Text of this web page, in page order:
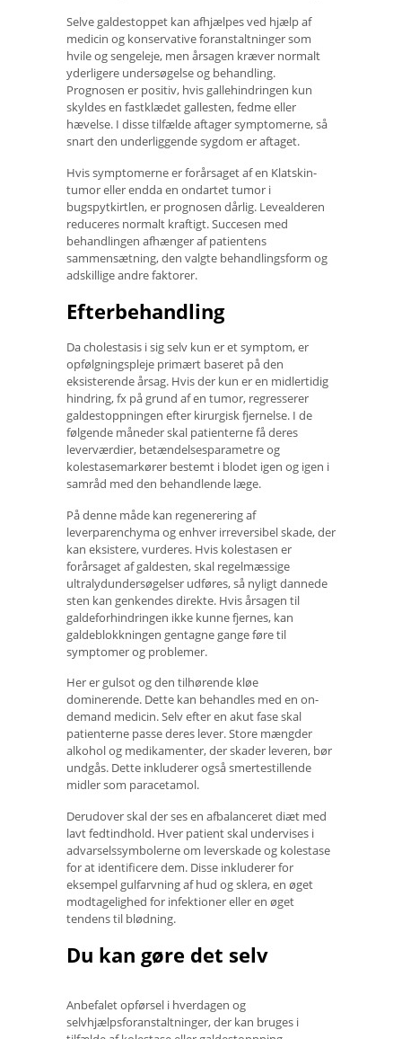
Selve galdestoppet kan afhjælpes ved hjælp af
medicin og konservative foranstaltninger som
hvile og sengeleje, men årsagen kræver normalt
yderligere undersøgelse og behandling.
Prognosen er positiv, hvis gallehindringen kun
skyldes en fastklædet gallesten, fedme eller
hævelse. I disse tilfælde aftager symptomerne, så
snart den underliggende sygdom er aftaget.
Hvis symptomerne er forårsaget af en Klatskin-
tumor eller endda en ondartet tumor i
bugspytkirtlen, er prognosen dårlig. Levealderen
reduceres normalt kraftigt. Succesen med
behandlingen afhænger af patientens
sammensætning, den valgte behandlingsform og
adskillige andre faktorer.
Efterbehandling
Da cholestasis i sig selv kun er et symptom, er
opfølgningspleje primært baseret på den
eksisterende årsag. Hvis der kun er en midlertidig
hindring, fx på grund af en tumor, regresserer
galdestoppningen efter kirurgisk fjernelse. I de
følgende måneder skal patienterne få deres
leverværdier, betændelsesparametre og
kolestasemarkører bestemt i blodet igen og igen i
samråd med den behandlende læge.
På denne måde kan regenerering af
leverparenchyma og enhver irreversibel skade, der
kan eksistere, vurderes. Hvis kolestasen er
forårsaget af galdesten, skal regelmæssige
ultralydundersøgelser udføres, så nyligt dannede
sten kan genkendes direkte. Hvis årsagen til
galdeforhindringen ikke kunne fjernes, kan
galdeblokkningen gentagne gange føre til
symptomer og problemer.
Her er gulsot og den tilhørende kløe
dominerende. Dette kan behandles med en on-
demand medicin. Selv efter en akut fase skal
patienterne passe deres lever. Store mængder
alkohol og medikamenter, der skader leveren, bør
undgås. Dette inkluderer også smertestillende
midler som paracetamol.
Derudover skal der ses en afbalanceret diæt med
lavt fedtindhold. Hver patient skal undervises i
advarselssymbolerne om leverskade og kolestase
for at identificere dem. Disse inkluderer for
eksempel gulfarvning af hud og sklera, en øget
modtagelighed for infektioner eller en øget
tendens til blødning.
Du kan gøre det selv
Anbefalet opførsel i hverdagen og
selvhjælpsforanstaltninger, der kan bruges i